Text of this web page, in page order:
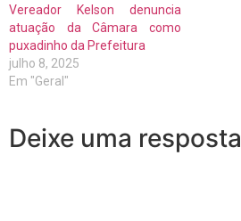
Vereador Kelson denuncia
atuação da Câmara como
puxadinho da Prefeitura
julho 8, 2025
Em "Geral"
Deixe uma resposta